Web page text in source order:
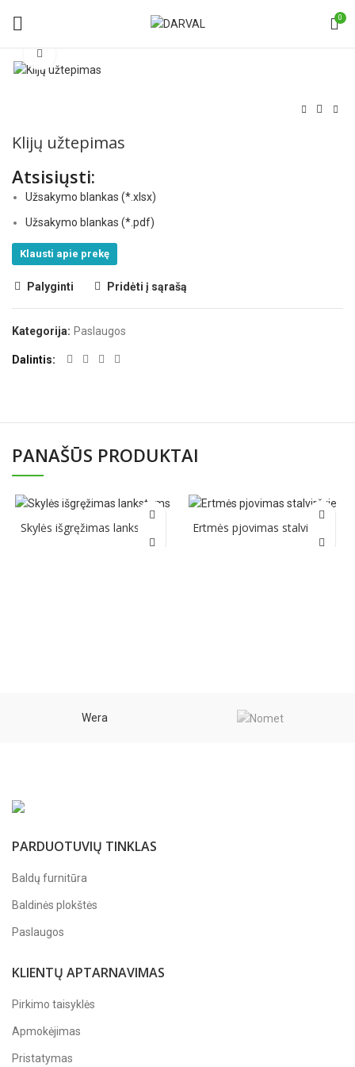
0
Klijų užtepimas
Atsisiųsti:
Užsakymo blankas (*.xlsx)
Užsakymo blankas (*.pdf)
Klausti apie prekę
Palyginti Pridėti į sąrašą
Kategorija: Paslaugos
Dalintis
PANAŠŪS PRODUKTAI
Skylės išgręžimas lankstams Ertmės pjovimas stalviršyje
Wera
PARDUOTUVIŲ TINKLAS
Baldų furnitūra
Baldinės plokštės
Paslaugos
KLIENTŲ APTARNAVIMAS
Pirkimo taisyklės
Apmokėjimas
Pristatymas